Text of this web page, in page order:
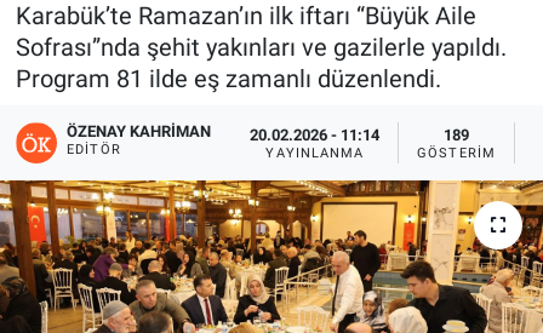
Karabük’te Ramazan’ın ilk iftarı “Büyük Aile
Sofrası”nda şehit yakınları ve gazilerle yapıldı.
Program 81 ilde eş zamanlı düzenlendi.
ÖZENAY KAHRIMAN
EDITÖR
20.02.2026 - 11:14
YAYINLANMA
189
GÖSTERIM